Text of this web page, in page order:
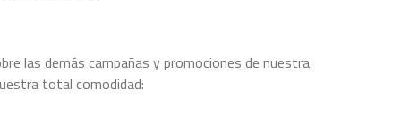
las demás campañas y promociones de nuestra
total comodidad: